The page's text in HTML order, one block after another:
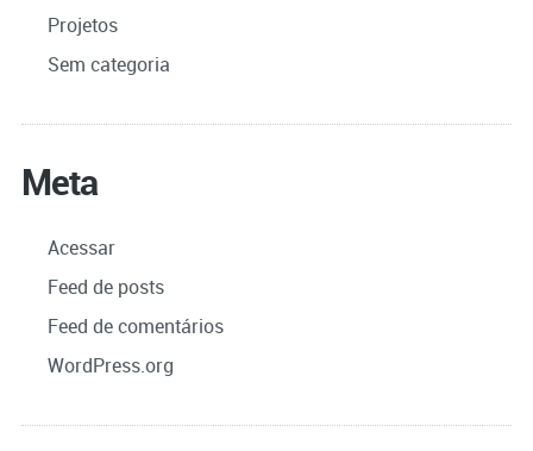
Projetos
Sem categoria
Meta
Acessar
Feed de posts
Feed de comentários
WordPress.org